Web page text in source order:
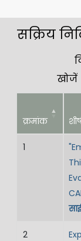
सक्रिय
खोजें
क्रमांक
1
2